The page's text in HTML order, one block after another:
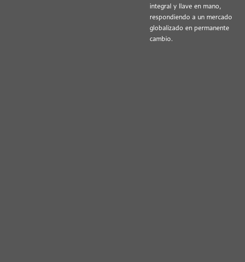
integral y llave en mano,
respondiendo a un mercado
globalizado en permanente
cambio.